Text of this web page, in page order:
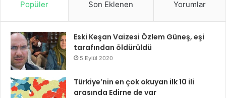
Popüler Son Eklenen Yorumlar
Eski Keşan Vaizesi Özlem Güneş, eşi
tarafından öldürüldü
5 Eylül 2020
Türkiye’nin en çok okuyan ilk 10 ili
arasında Edirne de var